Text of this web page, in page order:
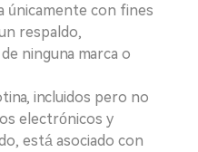
únicamente con fines
respaldo,
ninguna marca o
incluidos pero no
electrónicos y
está asociado con